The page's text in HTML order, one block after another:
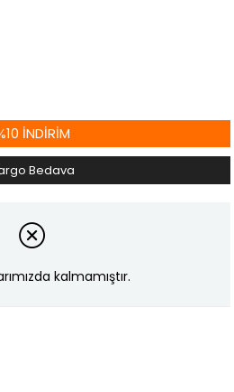
10 İNDIRIM
Bedava
kalmamıştır.